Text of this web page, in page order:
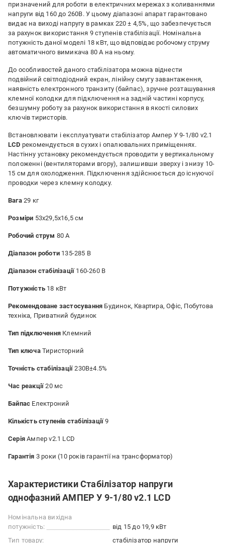
призначений для роботи в електричних мережах з коливаннями
напруги від 160 до 260В. У цьому діапазоні апарат гарантовано
видає на виході напругу в рамках 220 ± 4,5%, що забезпечується
за рахунок використання 9 ступенів стабілізації. Номінальна
потужність даної моделі 18 кВт, що відповідає робочому струму
автоматичного вимикача 80 А на ньому.
До особливостей даного стабілізатора можна віднести
подвійний світлодіодний екран, лінійну смугу завантаження,
наявність електронного транзиту (байпас), зручне розташування
клемної колодки для підключення на задній частині корпусу,
безшумну роботу за рахунок використання в якості силових
ключів тиристорів.
Встановлювати і експлуатувати стабілізатор Ампер У 9-1/80 v2.1
LCD рекомендується в сухих і опалювальних приміщеннях.
Настінну установку рекомендується проводити у вертикальному
положенні (вентиляторами вгору), залишивши зверху і знизу 10-
15 см для охолодження. Підключення здійснюється до існуючої
проводки через клемну колодку.
Вага 29 кг
Розміри 53х29,5х16,5 см
Робочий струм 80 А
Діапазон роботи 135-285 В
Діапазон стабілізації 160-260 В
Потужність 18 кВт
Рекомендоване застосування Будинок, Квартира, Офіс, Побутова
техніка, Приватний будинок
Тип підключення Клемний
Тип ключа Тиристорний
Точність стабілізації230В±4.5%
Час реакції20 мс
Байпас Електроний
Кількість ступенів стабілізації9
СеріяАмпер v2.1 LCD
Гарантія 3 роки (10 років гарантiї на трансформатор)
Характеристики Стабілізатор напруги
однофазний АМПЕР У 9-1/80 v2.1 LCD
Номінальна вихідна
потужність:
від 15 до 19,9 кВт
Тип товару:
стабілізатор напруги